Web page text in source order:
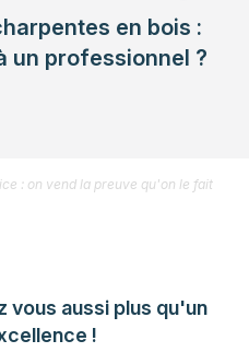
en bois :
un professionnel ?
vous aussi plus qu'un
!
: on vend la preuve qu'on le fait